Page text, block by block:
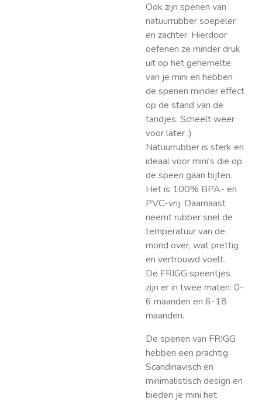
Ook zijn spenen van
natuurrubber soepeler
en zachter. Hierdoor
oefenen ze minder druk
uit op het gehemelte
van je mini en hebben
de spenen minder effect
op de stand van de
tandjes. Scheelt weer
voor later ;)
Natuurrubber is sterk en
ideaal voor mini's die op
de speen gaan bijten.
Het is 100% BPA- en
PVC-vrij. Daarnaast
neemt rubber snel de
temperatuur van de
mond over, wat prettig
en vertrouwd voelt.
De FRIGG speentjes
zijn er in twee maten: 0-
6 maanden en 6-18
maanden.
De spenen van FRIGG
hebben een prachtig
Scandinavisch en
minimalistisch design en
bieden je mini het